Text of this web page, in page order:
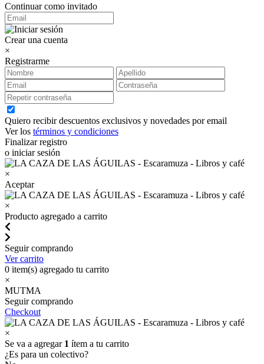
Continuar como invitado
Crear una cuenta
×
Registrarme
Quiero recibir descuentos exclusivos y novedades por email
Ver los términos y condiciones
Finalizar registro
o iniciar sesión
×
Aceptar
×
Producto agregado a carrito
Seguir comprando
Ver carrito
0 item(s) agregado tu carrito
×
MUTMA
Seguir comprando
Checkout
×
Se va a agregar 1 ítem a tu carrito
¿Es para un colectivo?